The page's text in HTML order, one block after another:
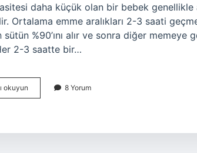
daha küçük olan bir bebek
Ortalama emme aralıkları 2-3 saati
sütün %90’ını alır ve sonra diğer
2-3 saatte bir…
okuyun Yenidoğan
Ne
8 Yorum